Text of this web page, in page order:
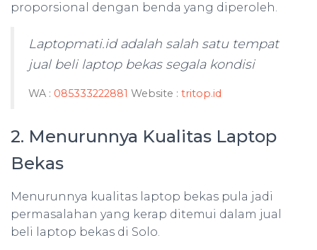
proporsional dengan benda yang diperoleh.
Laptopmati.id adalah salah satu tempat
jual beli laptop bekas segala kondisi
WA : 085333222881 Website : tritop.id
2. Menurunnya Kualitas Laptop
Bekas
Menurunnya kualitas laptop bekas pula jadi
permasalahan yang kerap ditemui dalam jual
beli laptop bekas di Solo.